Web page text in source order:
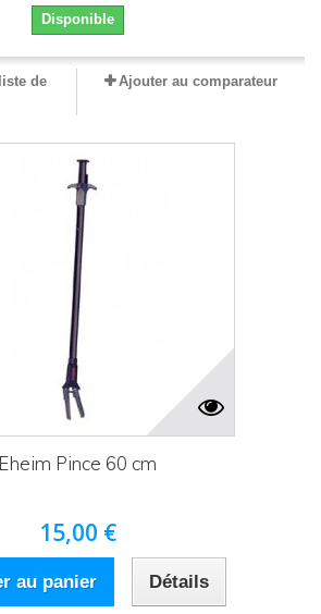
Disponible
de
Ajouter au comparateur
Eheim Pince 60 cm
15,00 €
au panier Détails